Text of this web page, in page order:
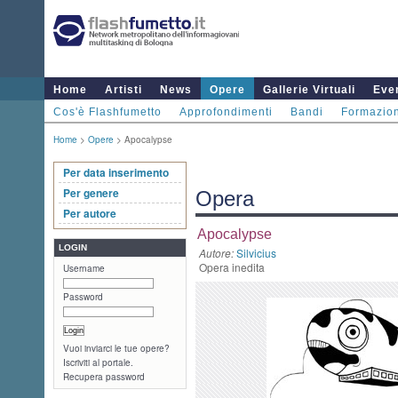
Home Artisti News Opere Gallerie Virtuali
Cos'è Flashfumetto
Approfondimenti Bandi
Home > Opere > Apocalypse
Per data inserimento
Per genere
Per autore
LOGIN
Username
Password
Vuoi inviarci le tue opere?
Iscriviti al portale.
Recupera password
Opera
Apocalypse
Autore:Silvicius
Opera inedita